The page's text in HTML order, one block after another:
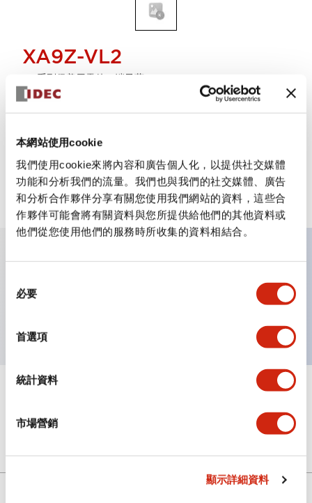
本網站使用cookie
我們使用cookie來將內容和廣告個人化，以提供社交媒體
功能和分析我們的流量。我們也與我們的社交媒體、廣告
和分析合作夥伴分享有關您使用我們網站的資料，這些合
作夥伴可能會將有關資料與您所提供給他們的其他資料或
他們從您使用他們的服務時所收集的資料相結合。
必要
首選項
統計資料
市場營銷
顯示詳細資料
XA9Z-VL2
XA系列保養用零件 端子蓋 XA9Z-VL2
機械規格